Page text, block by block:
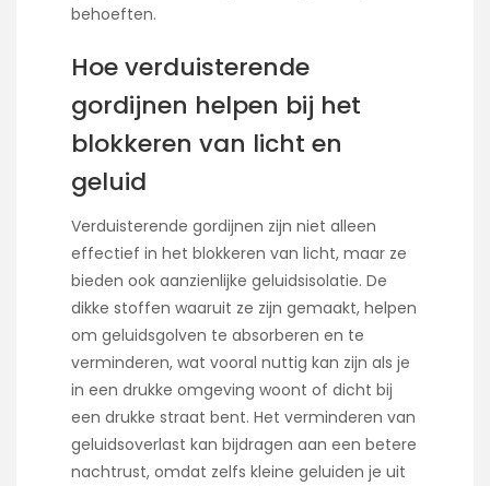
behoeften.
Hoe verduisterende
gordijnen helpen bij het
blokkeren van licht en
geluid
Verduisterende gordijnen zijn niet alleen
effectief in het blokkeren van licht, maar ze
bieden ook aanzienlijke geluidsisolatie. De
dikke stoffen waaruit ze zijn gemaakt, helpen
om geluidsgolven te absorberen en te
verminderen, wat vooral nuttig kan zijn als je
in een drukke omgeving woont of dicht bij
een drukke straat bent. Het verminderen van
geluidsoverlast kan bijdragen aan een betere
nachtrust, omdat zelfs kleine geluiden je uit